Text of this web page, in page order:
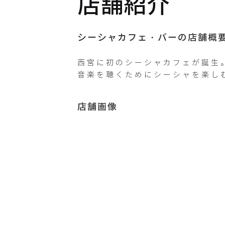
Instagram
_shisha
X /
シーシャカフェ・バーの店舗概
西宮に初のシーシャカフェが誕生
店舗画像